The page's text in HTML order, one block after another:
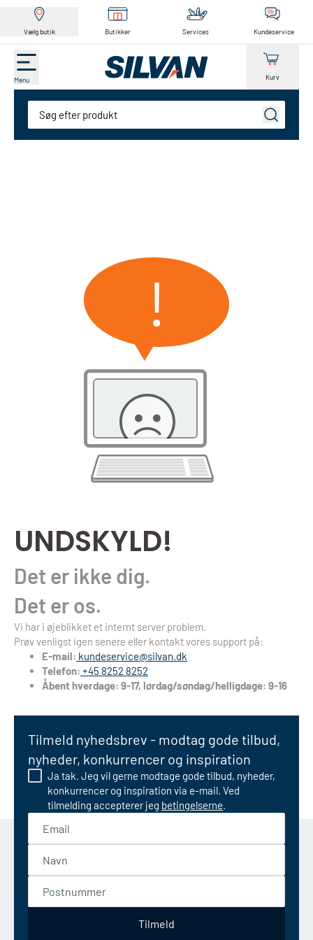
Vælg butik Butikker Services Kundeservice
Menu Kurv
Søg
UNDSKYLD!
Det er ikke dig.
Det er os.
Vi har i øjeblikket et internt server problem.
Prøv venligst igen senere eller kontakt vores support på:
E-mail: kundeservice@silvan.dk
Telefon: +45 8252 8252
Åbent hverdage: 9-17, lørdag/søndag/helligdage: 9-16
!
Tilmeld nyhedsbrev - modtag gode tilbud,
nyheder, konkurrencer og inspiration
Ja tak. Jeg vil gerne modtage gode tilbud, nyheder,
konkurrencer og inspiration via e-mail. Ved
tilmelding accepterer jeg betingelserne.
Tilmeld